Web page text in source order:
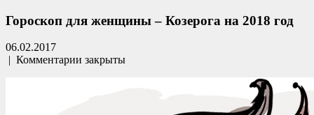
Гороскоп для женщины – Козерога на 2018 год
06.02.2017
| Комментарии закрыты